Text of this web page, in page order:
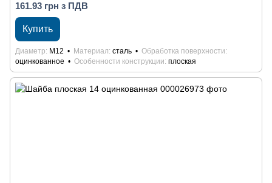
161.93 грн з ПДВ
Купить
Диаметр М12 Материал сталь
Обработка поверхности
оцинкованное
Особенности конструкции плоская